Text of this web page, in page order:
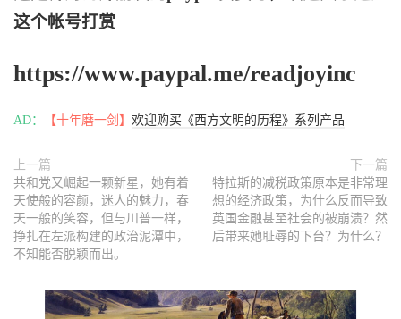
这个帐号打赏
https://www.paypal.me/readjoyinc
AD： 【十年磨一剑】 欢迎购买《西方文明的历程》系列产品
上一篇
共和党又崛起一颗新星，她有着
天使般的容颜，迷人的魅力，春
天一般的笑容，但与川普一样，
挣扎在左派构建的政治泥潭中，
不知能否脱颖而出。
下一篇
特拉斯的减税政策原本是非常理
想的经济政策，为什么反而导致
英国金融甚至社会的被崩溃？然
后带来她耻辱的下台？为什么？